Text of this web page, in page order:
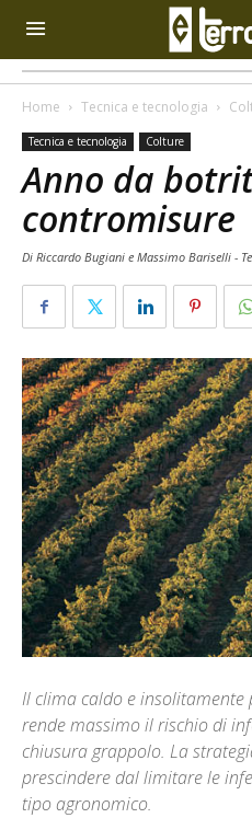
Home Tecnica e tecnologia
Tecnica e tecnologia Colture
Anno da
contromisure
Di Riccardo Bugiani e Massimo Bariselli -
Il clima caldo e
rende massimo il rischio di
chiusura grappolo. La
prescindere dal limitare le
tipo agronomico.